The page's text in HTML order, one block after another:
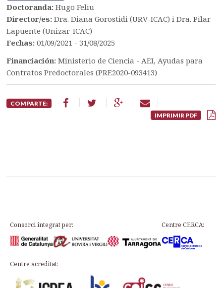
Doctoranda:Hugo Feliu
Director/es:Dra. Diana Gorostidi (URV-ICAC) i Dra. Pilar
Lapuente (Unizar-ICAC)
Fechas:01/09/2021 - 31/08/2025
Financiación:Ministerio de Ciencia - AEI, Ayudas para
Contratos Predoctorales (PRE2020-093413)
COMPARTE:
IMPRIMIR PDF
Consorci integrat per: Centre CERCA:
Centre acreditat: